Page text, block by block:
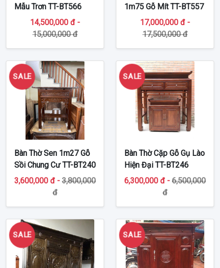
Mẫu Trơn TT-BT566
14,500,000 đ -
15,000,000 đ
1m75 Gỗ Mít TT-BT557
17,000,000 đ -
17,500,000 đ
SALE
Bàn Thờ Sen 1m27 Gỗ
Sồi Chung Cư TT-BT240
3,600,000 đ - 3,800,000
đ
SALE
Bàn Thờ Cặp Gỗ Gụ Lào
Hiện Đại TT-BT246
6,300,000 đ - 6,500,000
đ
SALE SALE